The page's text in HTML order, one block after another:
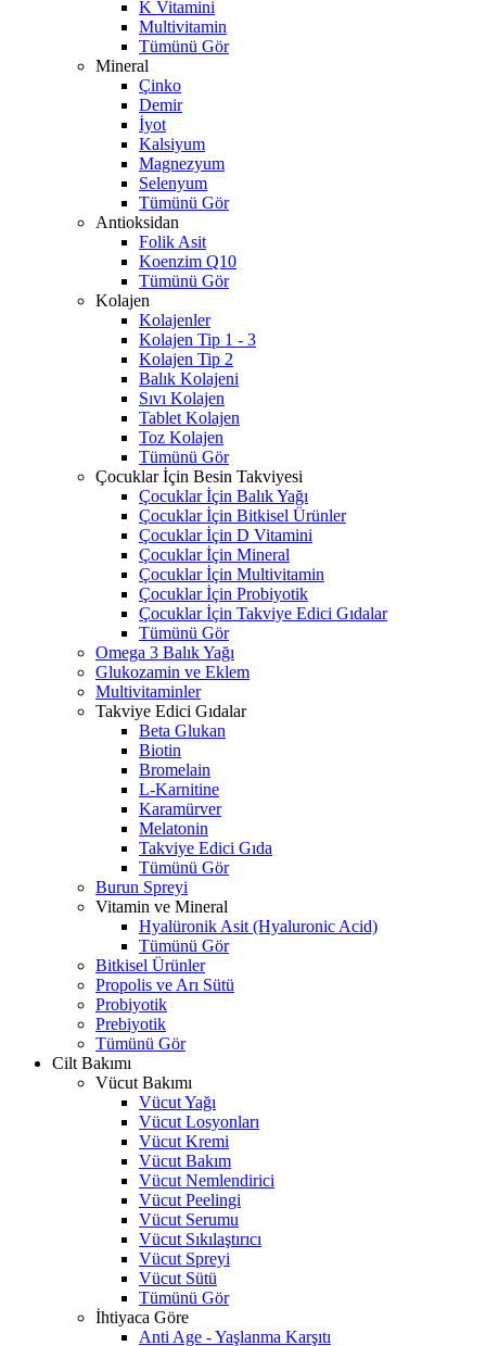
K Vitamini
Multivitamin
Tümünü Gör
Mineral
Çinko
Demir
İyot
Kalsiyum
Magnezyum
Selenyum
Tümünü Gör
Antioksidan
Folik Asit
Koenzim Q10
Tümünü Gör
Kolajen
Kolajenler
Kolajen Tip 1 - 3
Kolajen Tip 2
Balık Kolajeni
Sıvı Kolajen
Tablet Kolajen
Toz Kolajen
Tümünü Gör
Çocuklar İçin Besin Takviyesi
Çocuklar İçin Balık Yağı
Çocuklar İçin Bitkisel Ürünler
Çocuklar İçin D Vitamini
Çocuklar İçin Mineral
Çocuklar İçin Multivitamin
Çocuklar İçin Probiyotik
Çocuklar İçin Takviye Edici Gıdalar
Tümünü Gör
Omega 3 Balık Yağı
Glukozamin ve Eklem
Multivitaminler
Takviye Edici Gıdalar
Beta Glukan
Biotin
Bromelain
L-Karnitine
Karamürver
Melatonin
Takviye Edici Gıda
Tümünü Gör
Burun Spreyi
Vitamin ve Mineral
Hyalüronik Asit (Hyaluronic Acid)
Tümünü Gör
Bitkisel Ürünler
Propolis ve Arı Sütü
Probiyotik
Prebiyotik
Tümünü Gör
Cilt Bakımı
Vücut Bakımı
Vücut Yağı
Vücut Losyonları
Vücut Kremi
Vücut Bakım
Vücut Nemlendirici
Vücut Peelingi
Vücut Serumu
Vücut Sıkılaştırıcı
Vücut Spreyi
Vücut Sütü
Tümünü Gör
İhtiyaca Göre
Anti Age - Yaşlanma Karşıtı